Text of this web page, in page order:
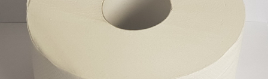
Toalet papir maxi jumbo, 2 sloja, celuloza, 12/1